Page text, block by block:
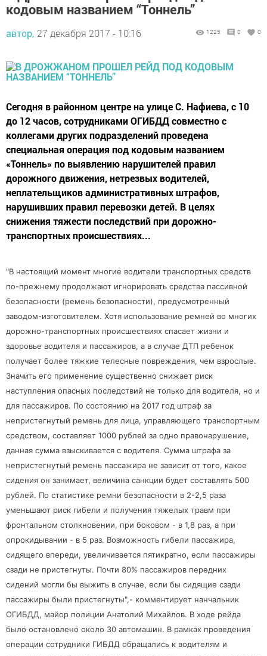
кодовым названием “Тоннель”
автор, 27 декабря 2017 - 10:16 1225 0 0
Сегодня в районном центре на улице С. Нафиева, с 10
до 12 часов, сотрудниками ОГИБДД совместно с
коллегами других подразделений проведена
специальная операция под кодовым названием
«Тоннель» по выявлению нарушителей правил
дорожного движения, нетрезвых водителей,
неплательщиков административных штрафов,
нарушивших правил перевозки детей. В целях
снижения тяжести последствий при дорожно-
транспортных происшествиях...
"В настоящий момент многие водители транспортных средств
по-прежнему продолжают игнорировать средства пассивной
безопасности (ремень безопасности), предусмотренный
заводом-изготовителем. Хотя использование ремней во многих
дорожно-транспортных происшествиях спасает жизни и
здоровье водителя и пассажиров, а в случае ДТП ребенок
получает более тяжкие телесные повреждения, чем взрослые.
Значить его применение существенно снижает риск
наступления опасных последствий не только для водителя, но и
для пассажиров. По состоянию на 2017 год штраф за
непристегнутый ремень для лица, управляющего транспортным
средством, составляет 1000 рублей за одно правонарушение,
данная сумма взыскивается с водителя. Сумма штрафа за
непристегнутый ремень пассажира не зависит от того, какое
сидения он занимает, величина санкции будет составлять 500
рублей. По статистике ремни безопасности в 2-2,5 раза
уменьшают риск гибели и получения тяжелых травм при
фронтальном столкновении, при боковом - в 1,8 раз, а при
опрокидывании - в 5 раз. Возможность гибели пассажира,
сидящего впереди, увеличивается пятикратно, если пассажиры
сзади не пристегнуты. Почти 80% пассажиров передних
сидений могли бы выжить в случае, если бы сидящие сзади
пассажиры были пристегнуты",- комментирует нанчальник
ОГИБДД, майор полиции Анатолий Михайлов. В ходе рейда
было остановлено около 30 автомашин. В рамках проведения
операции сотрудники ГИБДД обращались к водителям и